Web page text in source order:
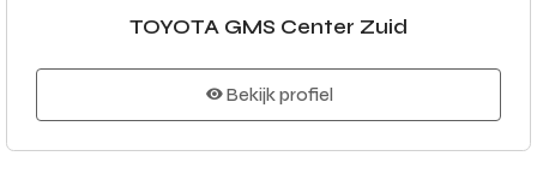
TOYOTA GMS Center Zuid
Bekijk profiel